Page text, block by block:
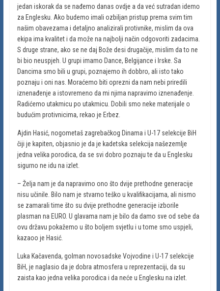
jedan iskorak da se nađemo danas ovdje a da već sutradan idemo
za Englesku. Ako budemo imali ozbiljan pristup prema svim tim
našim obavezama i detaljno analizirali protivnike, mislim da ova
ekipa ima kvalitet i da može na najbolji način odgovoriti zadacima.
S druge strane, ako se ne daj Bože desi drugačije, mislim da to ne
bi bio neuspjeh. U grupi imamo Dance, Belgijance i Irske. Sa
Dancima smo bili u grupi, poznajemo ih dobbro, ali isto tako
poznaju i oni nas. Moraćemo biti oprezni da nam nebi priredili
iznenađenje a istovremeno da mi njima napravimo iznenađenje.
Radićemo utakmicu po utakmicu. Dobili smo neke materijale o
budućim protivnicima, rekao je Erbez.
Ajdin Hasić, nogometaš zagrebačkog Dinama i U-17 selekcije BiH
čiji je kapiten, objasnio je da je kadetska selekcija našezemlje
jedna velika porodica, da se svi dobro poznaju te da u Englesku
sigurno ne idu na izlet.
– Želja nam je da napravimo ono što dvije prethodne generacije
nisu učinile. Bilo nam je stvarno teško u kvalifikacijama, ali nismo
se zamarali time što su dvije prethodne generacije izborile
plasman na EURO. U glavama nam je bilo da damo sve od sebe da
ovu državu pokažemo u što boljem svjetlu i u tome smo uspjeli,
kazaoo je Hasić.
Luka Kačavenda, golman novosadske Vojvodine i U-17 selekcije
BiH, je naglasio da je dobra atmosfera u reprezentaciji, da su
zaista kao jedna velika porodica i da neće u Englesku na izlet.